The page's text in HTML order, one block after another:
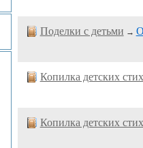
Поделки с детьми →
Копилка детских
Копилка детских